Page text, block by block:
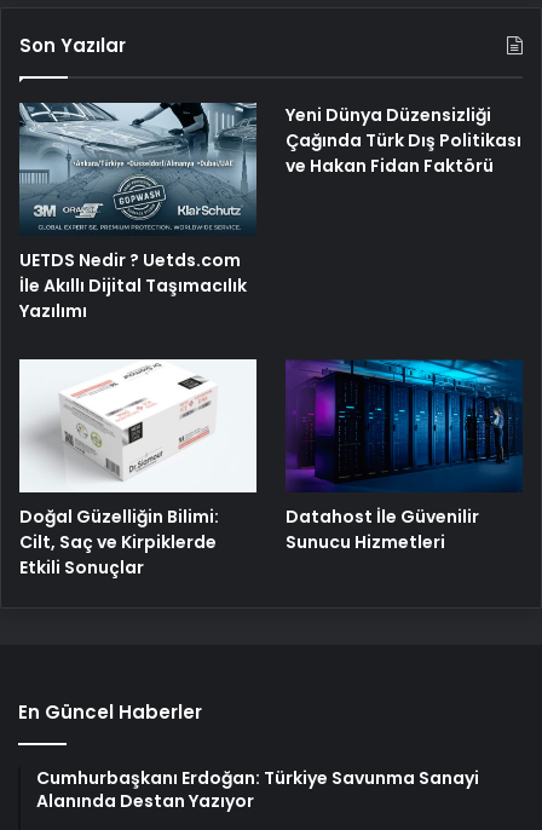
Son Yazılar
UETDS Nedir ? Uetds.com
İle Akıllı Dijital Taşımacılık
Yazılımı
Yeni Dünya Düzensizliği
Çağında Türk Dış Politikası
ve Hakan Fidan Faktörü
Doğal Güzelliğin Bilimi:
Cilt, Saç ve Kirpiklerde
Etkili Sonuçlar
Datahost İle Güvenilir
Sunucu Hizmetleri
En Güncel Haberler
Cumhurbaşkanı Erdoğan: Türkiye Savunma Sanayi
Alanında Destan Yazıyor